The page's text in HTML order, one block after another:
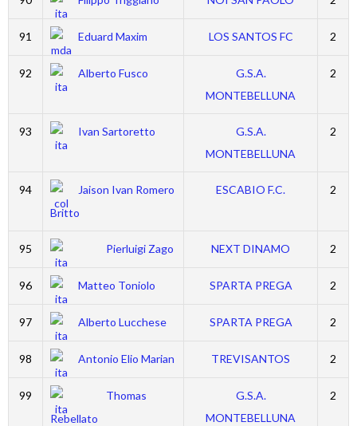
91 Eduard Maxim LOS SANTOS FC 2
92 Alberto Fusco
G.S.A.
MONTEBELLUNA
2
93 Ivan Sartoretto
G.S.A.
MONTEBELLUNA
2
94
Jaison Ivan Romero
Britto
ESCABIO F.C. 2
95 Pierluigi Zago NEXT DINAMO 2
96 Matteo Toniolo SPARTA PREGA 2
97 Alberto Lucchese SPARTA PREGA 2
98 Antonio Elio Marian TREVISANTOS 2
99
Thomas
Rebellato
G.S.A.
MONTEBELLUNA
2